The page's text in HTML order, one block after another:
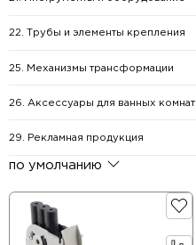
22. Трубы и элементы крепления
25. Механизмы трансформации
26. Аксессуары для ванных комнат
29. Рекламная продукция
по умолчанию